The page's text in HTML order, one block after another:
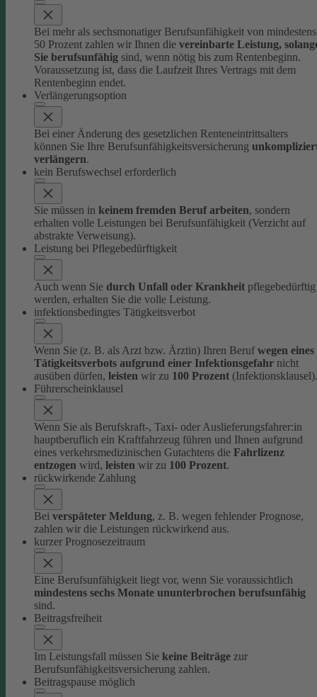
Bei mehr als sechsmonatiger Berufsunfähigkeit von mindestens
50 Prozent zahlen wir Ihnen die vereinbarte Leistung,
Sie berufsunfähig sind, wenn nötig bis zum Rentenbeginn.
Voraussetzung ist, dass die Laufzeit Ihres Vertrags mit dem
Rentenbeginn endet.
Verlängerungsoption
Bei einer Änderung des gesetzlichen Renteneintrittsalters
können Sie Ihre Berufsunfähigkeitsversicherung
verlängern.
kein Berufswechsel erforderlich
Sie müssen in keinem fremden Beruf arbeiten, sondern
erhalten volle Leistungen bei Berufsunfähigkeit (Verzicht auf
abstrakte Verweisung).
Leistung bei Pflegebedürftigkeit
Auch wenn Sie durch Unfall oder Krankheit pflegebedürftig
werden, erhalten Sie die volle Leistung.
infektionsbedingtes Tätigkeitsverbot
Wenn Sie (z. B. als Arzt bzw. Ärztin) Ihren Beruf wegen eines
Tätigkeitsverbots aufgrund einer Infektionsgefahr nicht
ausüben dürfen, leisten wir zu 100 Prozent (Infektionsklausel).
Führerscheinklausel
Wenn Sie als Berufskraft-, Taxi- oder Auslieferungsfahrer:in
hauptberuflich ein Kraftfahrzeug führen und Ihnen aufgrund
eines verkehrsmedizinischen Gutachtens die Fahrlizenz
entzogen wird, leisten wir zu 100 Prozent.
rückwirkende Zahlung
Bei verspäteter Meldung, z. B. wegen fehlender Prognose,
zahlen wir die Leistungen rückwirkend aus.
kurzer Prognosezeitraum
Eine Berufsunfähigkeit liegt vor, wenn Sie voraussichtlich
mindestens sechs Monate ununterbrochen berufsunfähig
sind.
Beitragsfreiheit
Im Leistungsfall müssen Sie keine Beiträge zur
Berufsunfähigkeitsversicherung zahlen.
Beitragspause möglich